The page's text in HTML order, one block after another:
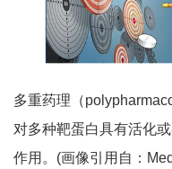
多重药理（
对多种靶蛋白具有活化
作用。(画像引用自：